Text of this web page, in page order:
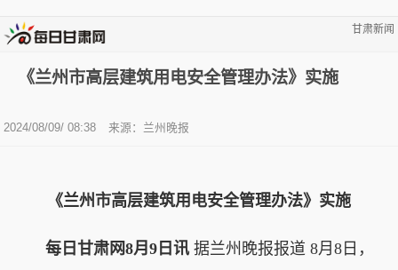
甘肃新闻
《兰州市高层建筑用电安全管理办法》实施
2024/08/09/ 08:38 来源：兰州晚报
《兰州市高层建筑用电安全管理办法》实施
每日甘肃网8月9日讯 据兰州晚报报道 8月8日，